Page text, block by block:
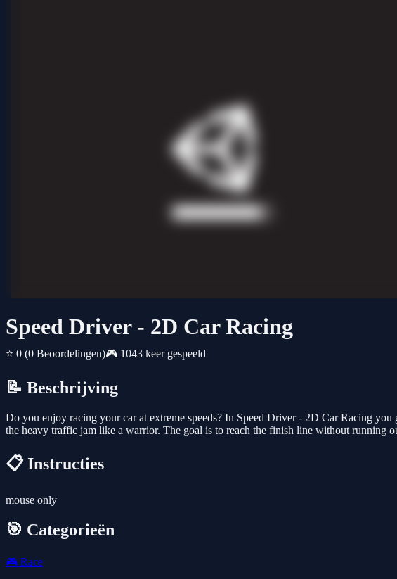
Speed ​​Driver - 2D Car Racing
⭐ 0 (0 Beoordelingen)🎮 1043 keer gespeeld
📝 Beschrijving
Do you enjoy racing your car at extreme speeds? In Speed Driver - 2D Car Racing
the heavy traffic jam like a warrior. The goal is to reach the finish line without running
📋 Instructies
mouse only
🎯 Categorieën
🎮 Race